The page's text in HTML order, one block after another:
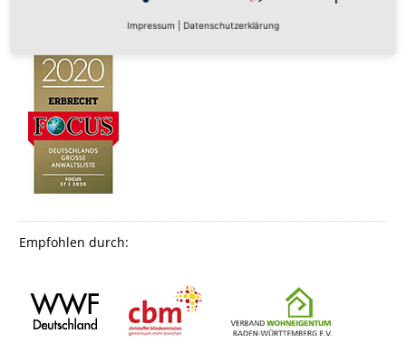
Empfohlen durch:
Impressum Datenschutzerklärung